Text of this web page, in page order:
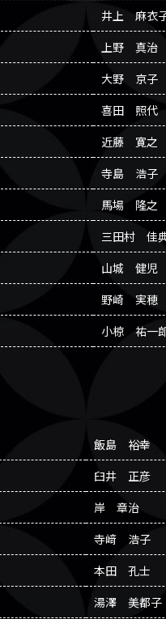
井上 麻衣
上野 真治
大野 京子
喜田 照代
近藤 寛之
寺島 浩子
馬場 隆之
三田村 佳
山城 健児
野崎 実穂
小椋 祐一
飯島 裕幸
臼井 正彦
岸 章治
寺﨑 浩子
本田 孔士
湯澤 美都子